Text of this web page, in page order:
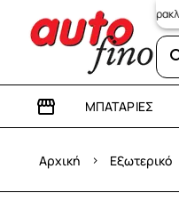
Λεωφόρος Ηρακλείου 394!
ΜΠΑΤΑΡΊΕΣ
Αρχική › Εξωτερικό